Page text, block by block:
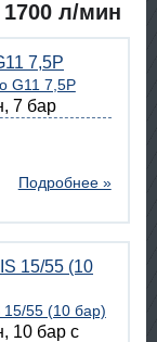
л/мин
7,5P
7 бар
Подробнее »
15/55 (10